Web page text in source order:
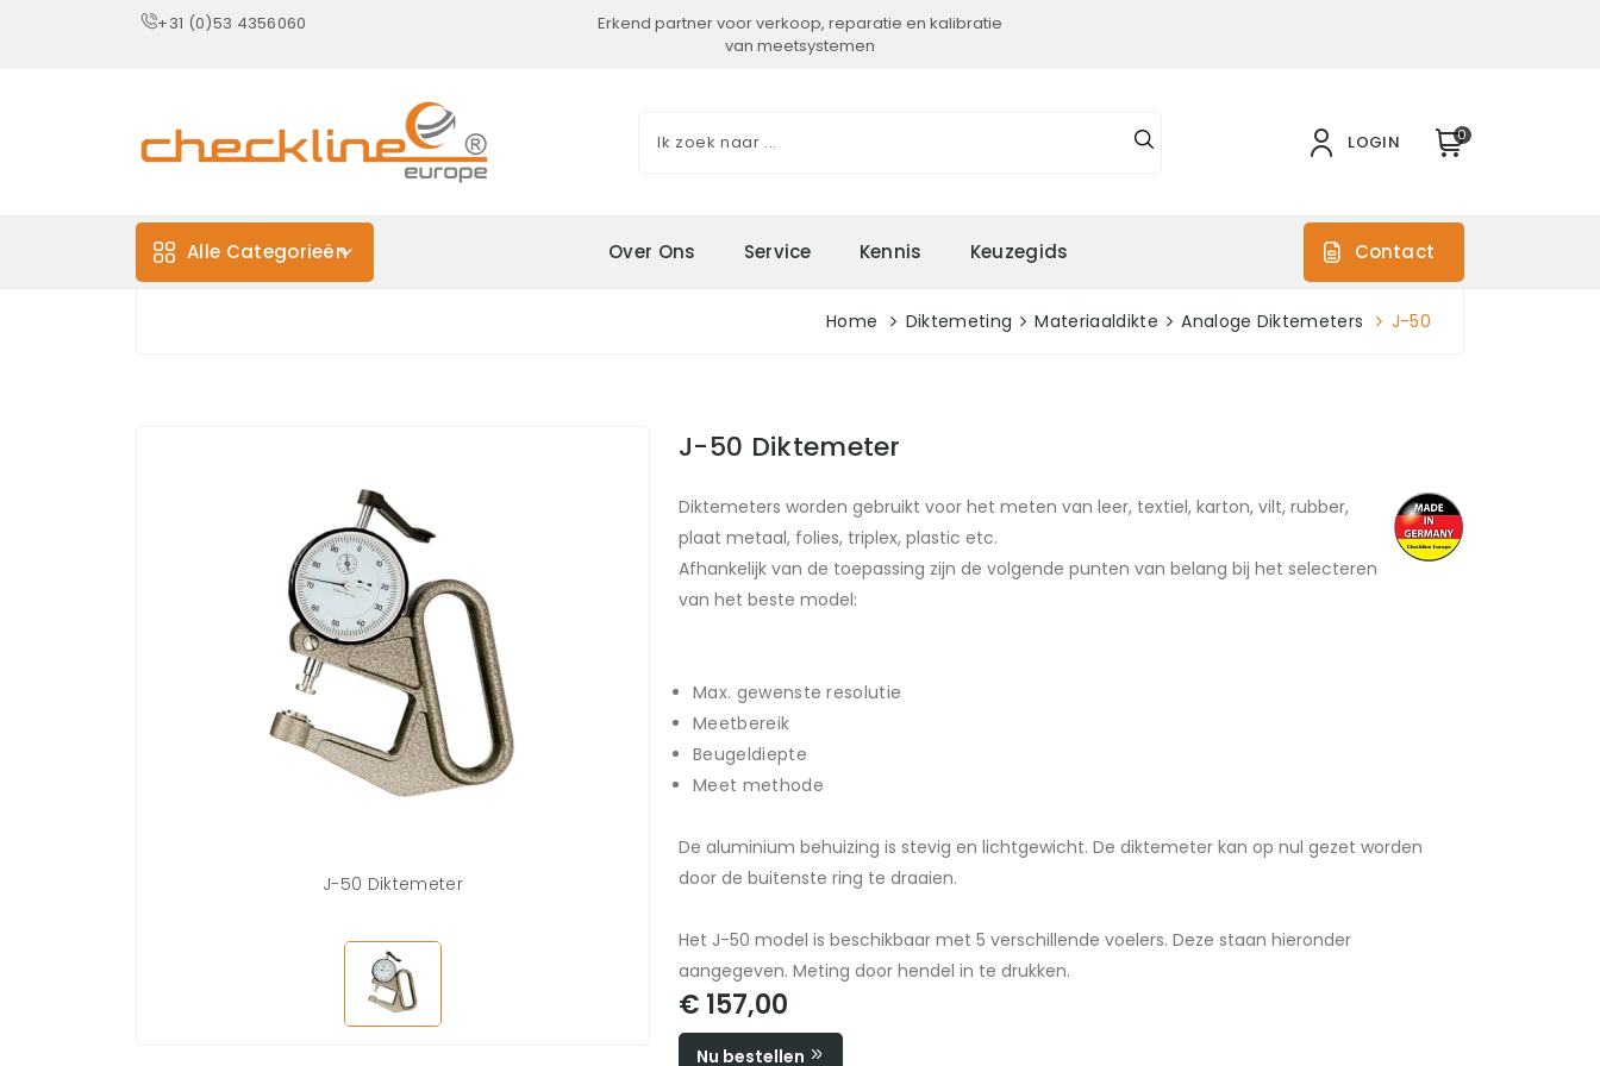
+31 (0)53 4356060
Erkend partner voor verkoop, reparatie en kalibratie
van meetsystemen
LOGIN 0
Alle Categorieën Over Ons Service Kennis Keuzegids Contact
Home Diktemeting Materiaaldikte Analoge Diktemeters J-50
J-50 Diktemeter
J-50 Diktemeter
Diktemeters worden gebruikt voor het meten van leer, textiel, karton, vilt, rubber,
plaat metaal, folies, triplex, plastic etc.
Afhankelijk van de toepassing zijn de volgende punten van belang bij het selecteren
van het beste model:
Max. gewenste resolutie
Meetbereik
Beugeldiepte
Meet methode
De aluminium behuizing is stevig en lichtgewicht. De diktemeter kan op nul gezet worden
door de buitenste ring te draaien.
Het J-50 model is beschikbaar met 5 verschillende voelers. Deze staan hieronder
aangegeven. Meting door hendel in te drukken.
€ 157,00
Nu bestellen